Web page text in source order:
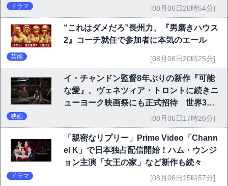
ドラマ [08月06日20時54分]
“これはダメだろ”長州力、『男磨きハウス
2』コーチ就任で参加者に本気のエール
芸能 [08月06日20時25分]
イ・チャンドン監督8年ぶりの新作『可能
な愛』、ヴェネツィア・トロントに続きニ
ューヨーク映画祭にも正式招待 世界3大
映画祭で快挙｜Netflix映画
映画 [08月06日17時26分]
「親密なリプリー」Prime Video「Chann
el K」で日本独占配信開始！ハム・ウンジ
ョン主演「女王の家」など新作も続々
ドラマ [08月06日15時57分]